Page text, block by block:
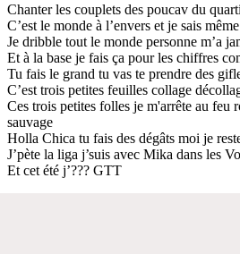
Chanter les couplets des poucav du
C’est le monde à l’envers et je sais
Je dribble tout le monde personne m’a
Et à la base je fais ça pour les chiffres
Tu fais le grand tu vas te prendre des
C’est trois petites feuilles collage
Ces trois petites folles je m'arrête au feu
sauvage
Holla Chica tu fais des dégâts moi je
J’pète la liga j’suis avec Mika dans les
Et cet été j’??? GTT